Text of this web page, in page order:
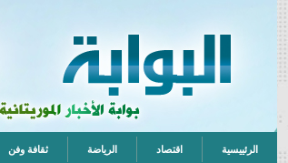
الرئييسية اقتصاد الرياضة ثقافة وفن